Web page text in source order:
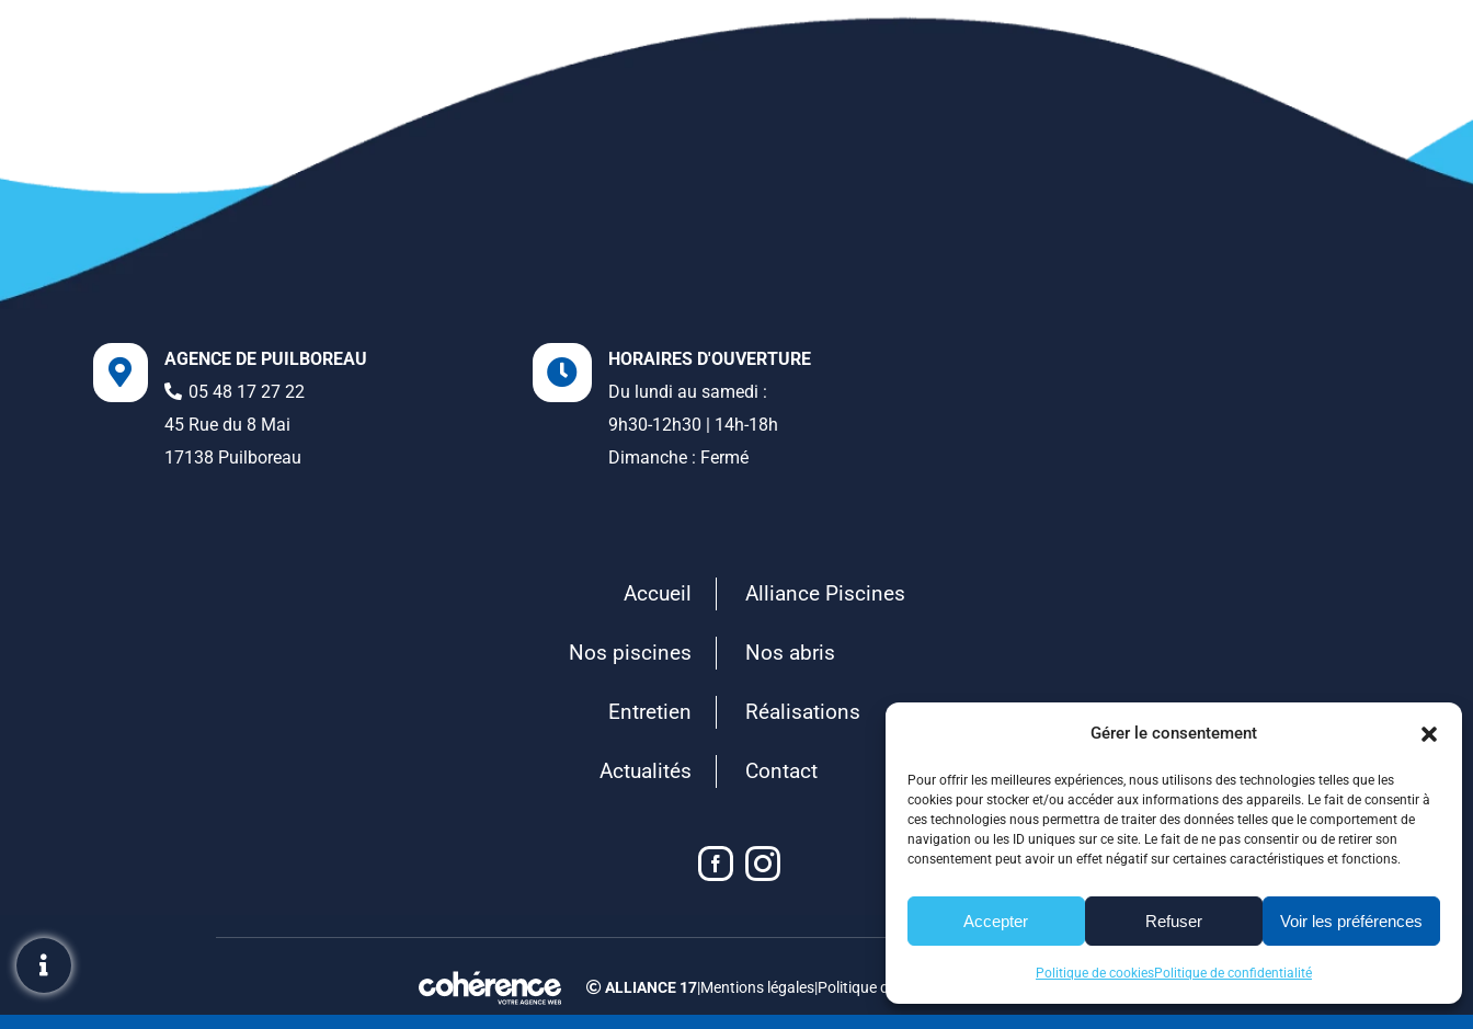
Gérer le consentement
Pour offrir les meilleures expériences, nous utilisons des technologies telles que les
cookies pour stocker et/ou accéder aux informations des appareils. Le fait de consentir à
ces technologies nous permettra de traiter des données telles que le comportement de
navigation ou les ID uniques sur ce site. Le fait de ne pas consentir ou de retirer son
consentement peut avoir un effet négatif sur certaines caractéristiques et fonctions.
Accepter Refuser Voir les préférences
Politique de cookiesPolitique de confidentialité
AGENCE DE PUILBOREAU
05 48 17 27 22
45 Rue du 8 Mai
17138 Puilboreau
HORAIRES D'OUVERTURE
Du lundi au samedi :
9h30-12h30 | 14h-18h
Dimanche : Fermé
Accueil Alliance Piscines
Nos piscines Nos abris
Entretien Réalisations
Actualités Contact
ALLIANCE 17|Mentions légales|Politique de confidentialité